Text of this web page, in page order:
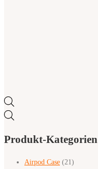
Produkt-Kategorien
Airpod Case (21)